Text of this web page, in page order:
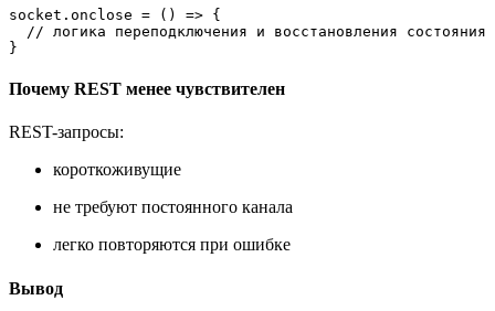
socket. onclose = () => {
// логика переподключения и восстановления состояния
Почему REST менее чувствителен
REST-запросы:
короткоживущие
не требуют постоянного канала
легко повторяются при ошибке
Вывод